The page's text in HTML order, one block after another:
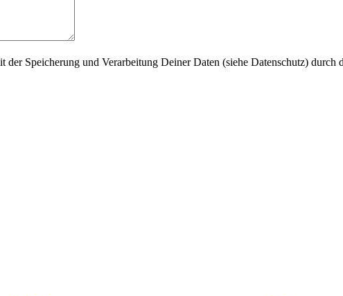
Speicherung und Verarbeitung Deiner Daten (siehe Datenschutz) durch